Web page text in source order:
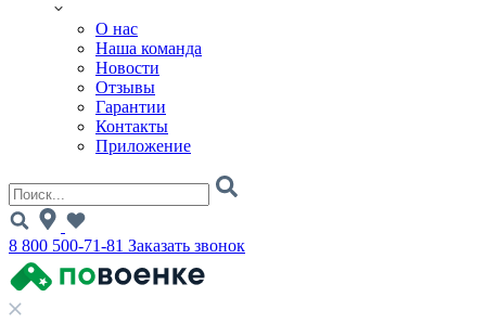
О нас
Наша команда
Новости
Отзывы
Гарантии
Контакты
Приложение
8 800 500-71-81 Заказать звонок